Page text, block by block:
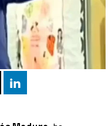
2022, 10:41
Linkedin